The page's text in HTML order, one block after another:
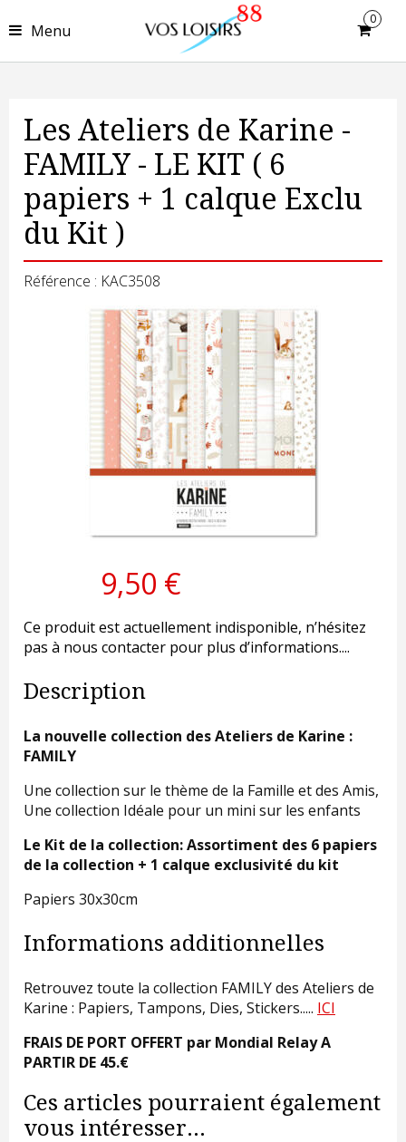
Menu
0
Les Ateliers de Karine -
FAMILY - LE KIT ( 6
papiers + 1 calque Exclu
du Kit )
Référence : KAC3508
9,50 €
Ce produit est actuellement indisponible, n’hésitez
pas à nous contacter pour plus d’informations....
Description
La nouvelle collection des Ateliers de Karine :
FAMILY
Une collection sur le thème de la Famille et des Amis,
Une collection Idéale pour un mini sur les enfants
Le Kit de la collection: Assortiment des 6 papiers
de la collection + 1 calque exclusivité du kit
Papiers 30x30cm
Informations additionnelles
Retrouvez toute la collection FAMILY des Ateliers de
Karine : Papiers, Tampons, Dies, Stickers..... ICI
FRAIS DE PORT OFFERT par Mondial Relay A
PARTIR DE 45.€
Ces articles pourraient également
vous intéresser...